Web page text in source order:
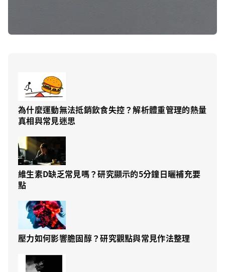
為什麼運動無法抵銷飲食失控？解析體重管理的熱量
真相與常見迷思
維生素D缺乏常見嗎？研究顯示的5分鐘日曬補充要
點
壓力如何影響膽固醇？研究觀點與常見作法整理